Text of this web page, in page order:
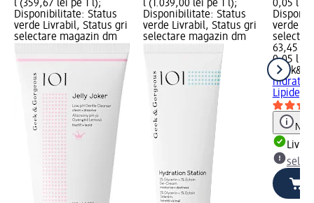
l (359,67 lei pe 1 l);
Disponibilitate: Status
verde Livrabil, Status gri
selectare magazin dm
l (1.039,00 lei pe 1 l);
Disponibilitate: Status
verde Livrabil, Status gri
selectare magazin dm
0,05 l
verde
63,45 lei
0,05 l
Lipide,
Notă